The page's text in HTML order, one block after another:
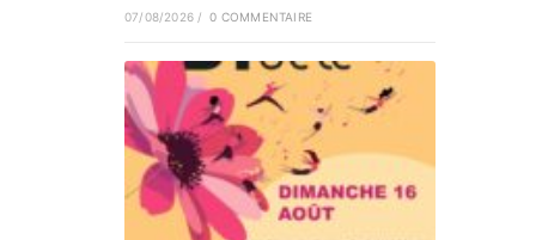
07/08/2026 / 0 COMMENTAIRE